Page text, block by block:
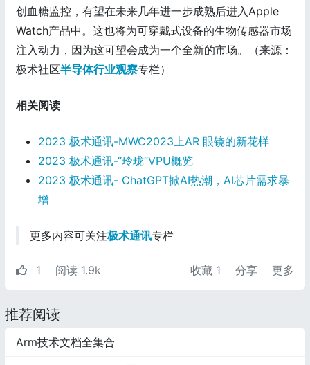
创血糖监控，有望在未来几年进一步成熟后进入Apple
Watch产品中。这也将为可穿戴式设备的生物传感器市场
注入动力，因为这可望会成为一个全新的市场。（来源：
极术社区半导体行业观察专栏）
相关阅读
2023 极术通讯-MWC2023上AR 眼镜的新花样
2023 极术通讯-“玲珑”VPU概览
2023 极术通讯- ChatGPT掀AI热潮，AI芯片需求暴
增
更多内容可关注极术通讯专栏
1 阅读 1.9k 收藏 1 分享 更多
推荐阅读
Arm技术文档全集合